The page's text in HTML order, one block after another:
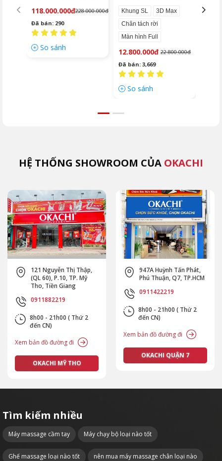
JP-8899 Cao Cấp (màu
đen)
118.000.000đ228.000.000đ
Đã bán: 290
So sánh
Khung SL
3D Max
Chân tách rời
Màn hình Full
12.800.000đ 22.800.000đ
Đã bán: 3,669
So sánh
HỆ THỐNG SHOWROOM CỦA OKACHI
121 Nguyễn Thị Thập,
(QL 60), P.10, TP. Mỹ
Tho, Tiền Giang
0911882219
8h00 - 21h00 ( Thứ 2
đến CN)
Xem bản đồ đường đi
OKACHI MỸ THO
947A Huỳnh Tấn Phát,
Phú Thuận, Q7, TP.HCM
0911422219
8h00 - 21h00 ( Thứ 2
đến CN)
Xem bản đồ đường đi
OKACHI QUẬN 7
Tìm kiếm nhiều
Máy massage cầm tay Máy chạy bộ loại nào tốt
Ghế massage loại nào tốt nên mua máy massage chân loại nào